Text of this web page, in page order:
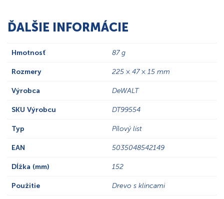
ĎALŠIE INFORMÁCIE
Hmotnosť 87 g
Rozmery 225 × 47 × 15 mm
Výrobca DeWALT
SKU Výrobcu DT99554
Typ Pílový list
EAN 5035048542149
Dĺžka (mm) 152
Použitie Drevo s klincami